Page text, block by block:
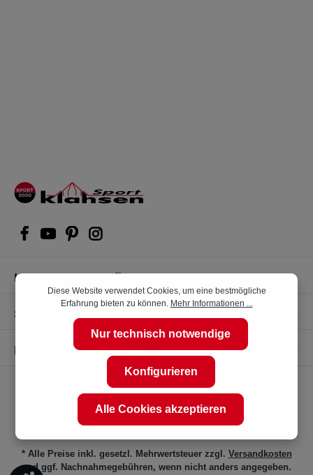
Kompetente Kaufberatung
Shop Service
Informationen
* Alle Preise inkl. gesetzl. Mehrwertsteuer zzgl. Versandkosten
und ggf. Nachnahmegebühren, wenn nicht anders angegeben.
Diese Website verwendet Cookies, um eine bestmögliche
Erfahrung bieten zu können. Mehr Informationen ...
Nur technisch notwendige
Konfigurieren
Alle Cookies akzeptieren